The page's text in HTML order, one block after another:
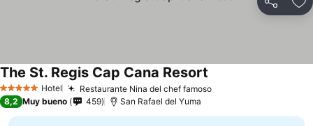
Compartir
5 Estrellas Hotel Restaurante Nina del chef famoso
The St. Regis Cap Cana Resort
8,2 Muy bueno 459 San Rafael del Yuma